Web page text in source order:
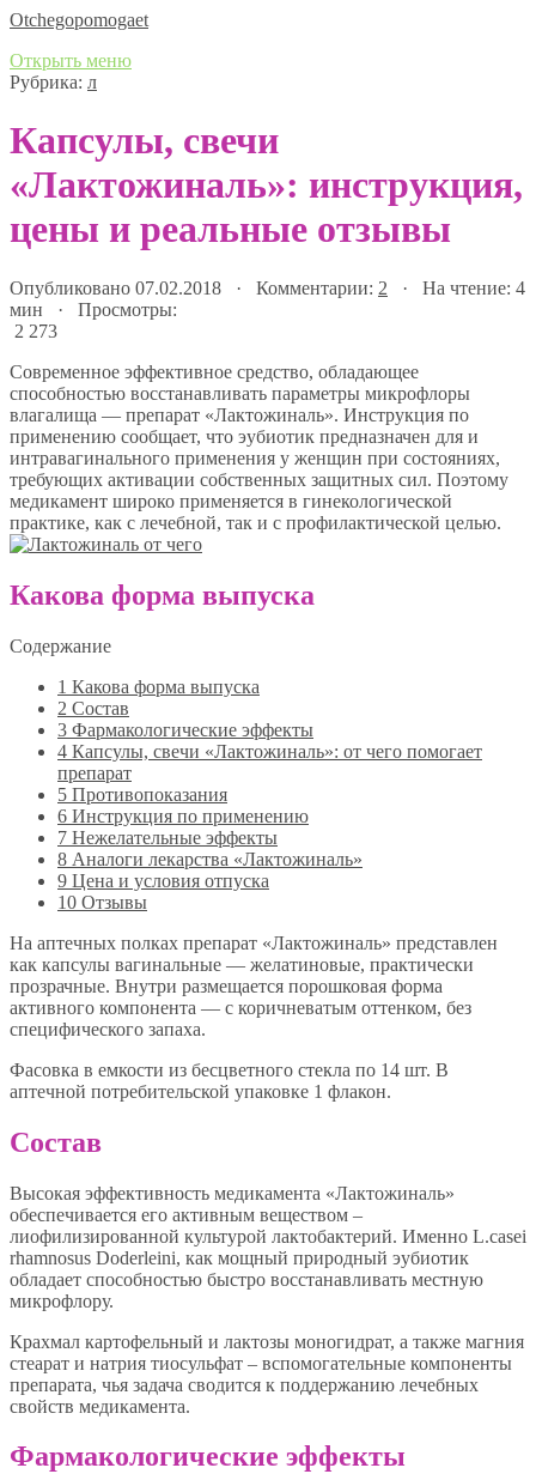
Оtchegopomogaet
Открыть меню
Рубрика: л
Капсулы, свечи
«Лактожиналь»: инструкция,
цены и реальные отзывы
Опубликовано 07.02.2018 · Комментарии: 2 · На чтение: 4
мин · Просмотры:
2 273
Современное эффективное средство, обладающее
способностью восстанавливать параметры микрофлоры
влагалища — препарат «Лактожиналь». Инструкция по
применению сообщает, что эубиотик предназначен для и
интравагинального применения у женщин при состояниях,
требующих активации собственных защитных сил. Поэтому
медикамент широко применяется в гинекологической
практике, как с лечебной, так и с профилактической целью.
Какова форма выпуска
Содержание
1 Какова форма выпуска
2 Состав
3 Фармакологические эффекты
4 Капсулы, свечи «Лактожиналь»: от чего помогает
препарат
5 Противопоказания
6 Инструкция по применению
7 Нежелательные эффекты
8 Аналоги лекарства «Лактожиналь»
9 Цена и условия отпуска
10 Отзывы
На аптечных полках препарат «Лактожиналь» представлен
как капсулы вагинальные — желатиновые, практически
прозрачные. Внутри размещается порошковая форма
активного компонента — с коричневатым оттенком, без
специфического запаха.
Фасовка в емкости из бесцветного стекла по 14 шт. В
аптечной потребительской упаковке 1 флакон.
Состав
Высокая эффективность медикамента «Лактожиналь»
обеспечивается его активным веществом –
лиофилизированной культурой лактобактерий. Именно L.casei
rhamnosus Doderleini, как мощный природный эубиотик
обладает способностью быстро восстанавливать местную
микрофлору.
Крахмал картофельный и лактозы моногидрат, а также магния
стеарат и натрия тиосульфат – вспомогательные компоненты
препарата, чья задача сводится к поддержанию лечебных
свойств медикамента.
Фармакологические эффекты